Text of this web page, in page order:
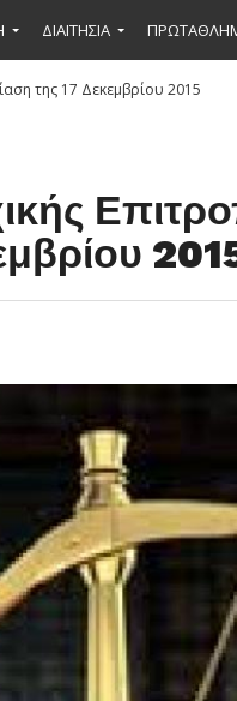
ΔΙΑΙΤΗΣΙΑ
της 17 Δεκεμβρίου 2015